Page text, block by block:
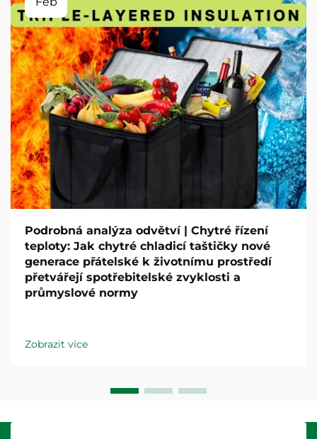
Podrobná analýza odvětví | Chytré řízení
teploty: Jak chytré chladicí taštičky nové
generace přátelské k životnímu prostředí
přetvářejí spotřebitelské zvyklosti a
průmyslové normy
Zobrazit více